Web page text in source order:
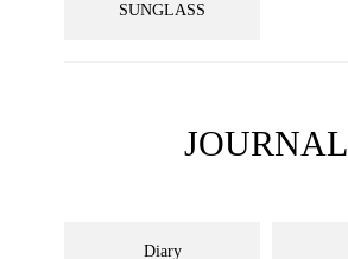
SUNGLASS
JOURNAL
Diary